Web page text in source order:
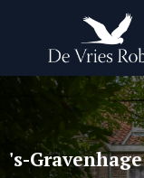
content
's-Gravenhage